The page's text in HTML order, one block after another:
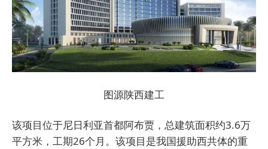
图源陕西建工
该项目位于尼日利亚首都阿布贾，总建筑面积约3.6万
平方米，工期26个月。该项目是我国援助西共体的重